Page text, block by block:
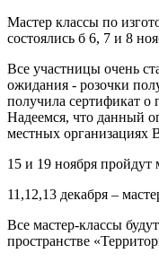
Мастер классы по
состоялись б 6, 7 и 8
Все участницы очень
ожидания - розочки
получила сертификат о
Надеемся, что данный
местных организациях
15 и 19 ноября
11,12,13 декабря –
Все мастер-классы
пространстве